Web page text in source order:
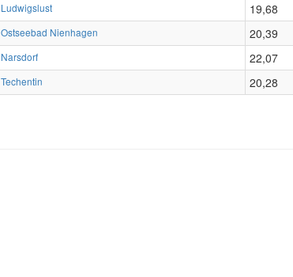
Ludwigslust 19,68
Ostseebad Nienhagen 20,39
Narsdorf 22,07
Techentin 20,28